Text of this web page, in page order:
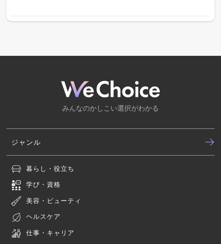
みんなのかしこい選択がわかる
ジャンル
暮らし・役立ち
学び・資格
美容・ビューティ
ヘルスケア
仕事・キャリア